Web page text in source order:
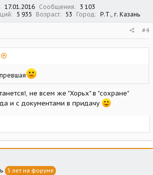
17.01.2016 Сообщения
3 103
5 935 Возраст 53 Город Р.Т., г. Казань
#4
не всем же "Хорьх" в "сохране"
и с документами в придачу
5 лет на форуме